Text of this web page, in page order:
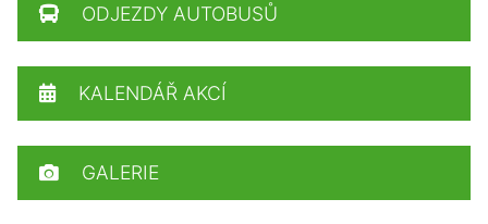
ODJEZDY AUTOBUSŮ
KALENDÁŘ AKCÍ
GALERIE